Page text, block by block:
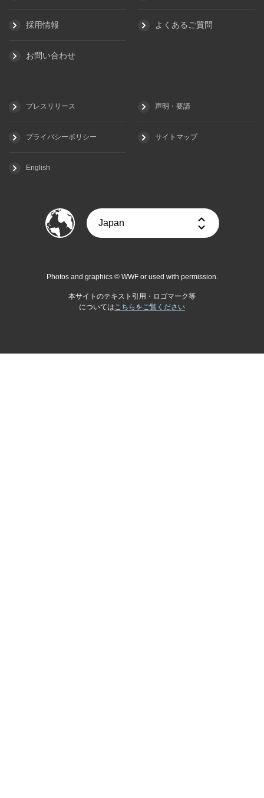
採用情報 よくあるご質問
お問い合わせ
プレスリリース 声明・要請
プライバシーポリシー サイトマップ
English
Photos and graphics © WWF or used with permission.
本サイトのテキスト引用・ロゴマーク等
についてはこちらをご覧ください